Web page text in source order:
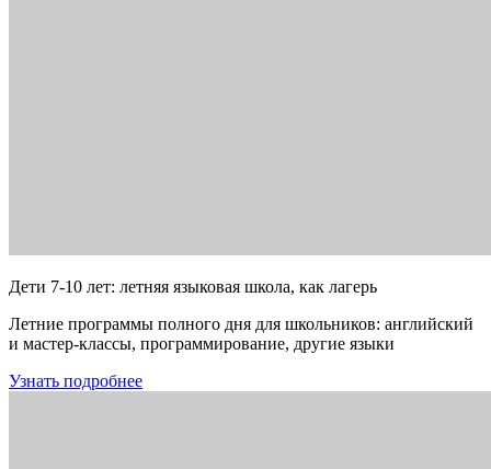
Дети 7-10 лет: летняя языковая школа, как лагерь
Летние программы полного дня для школьников: английский
и мастер-классы, программирование, другие языки
Узнать подробнее